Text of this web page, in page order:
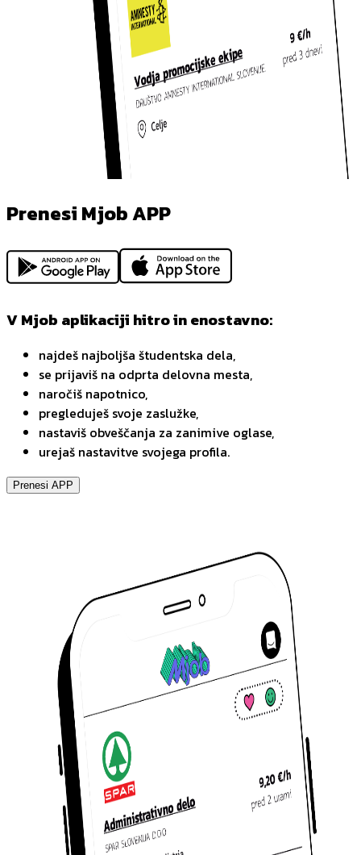
Prenesi Mjob APP
V Mjob aplikaciji hitro in enostavno:
najdeš najboljša študentska dela,
se prijaviš na odprta delovna mesta,
naročiš napotnico,
pregleduješ svoje zaslužke,
nastaviš obveščanja za zanimive oglase,
urejaš nastavitve svojega profila.
Prenesi APP